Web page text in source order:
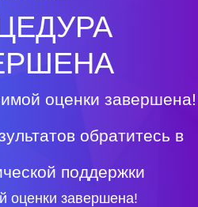
оценки завершена!
обратитесь в
поддержки
оценки завершена!